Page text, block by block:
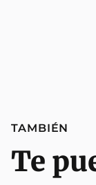
TAMBIÉN
Te